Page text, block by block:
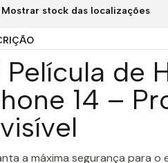
Mostrar stock das localizações
de
14 –
a máxima segurança para